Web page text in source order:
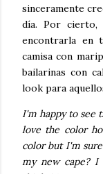
sinceramente
día. Por cierto,
encontrarla en
camisa con
bailarinas con
look para
I'm happy to see
love the color
color but I'm
my new cape?